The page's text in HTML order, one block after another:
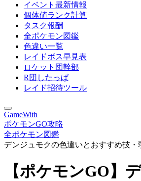
イベント最新情報
個体値ランク計算
タスク報酬
全ポケモン図鑑
色違い一覧
レイドボス早見表
ロケット団幹部
R団したっぱ
レイド招待ツール
GameWith
ポケモンGO攻略
全ポケモン図鑑
デンジュモクの色違いとおすすめ技・
【ポケモンGO】